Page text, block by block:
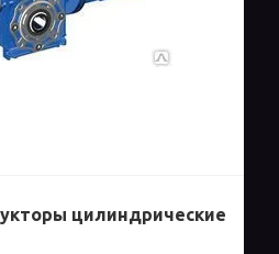
цилиндрические